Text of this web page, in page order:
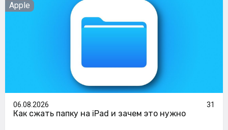
Apple
06.08.2026 31
Как сжать папку на iPad и зачем это нужно